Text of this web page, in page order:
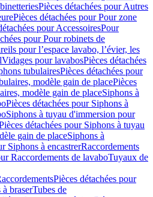
Pièces détachées pour Autres
Pièces détachées pour Pour zone
pour AccessoiresPour
pour Pour robinets de
pour l’espace lavabo, l’évier, les
Vidages pour lavabosPièces détachées
tubulairesPièces détachées pour
modèle gain de placePièces
modèle gain de placeSiphons à
Pièces détachées pour Siphons à
Siphons à tuyau d'immersion pour
détachées pour Siphons à tuyau
gain de placeSiphons à
Siphons à encastrerRaccordements
Raccordements de lavaboTuyaux de
Pièces détachées pour
braserTubes de